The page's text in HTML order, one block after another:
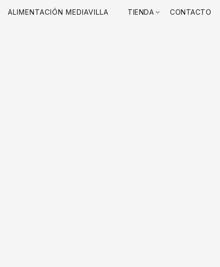
ALIMENTACIÓN MEDIAVILLA TIENDA CONTACTO